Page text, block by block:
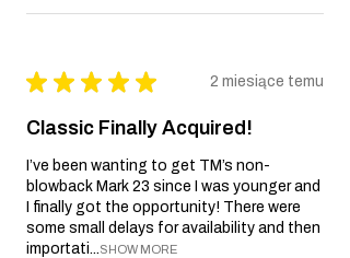
★ ★ ★ ★ ★ 2 miesiące temu
Classic Finally Acquired!
I’ve been wanting to get TM’s non-
blowback Mark 23 since I was younger and
I finally got the opportunity! There were
some small delays for availability and then
importati...SHOW MORE